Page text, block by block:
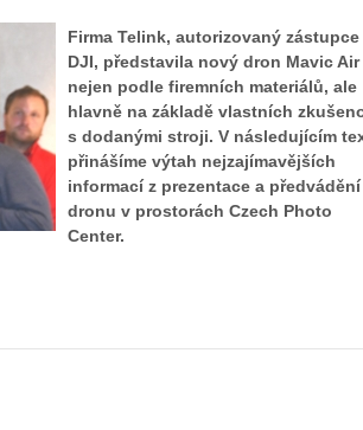
Firma Telink, autorizovaný zástupce
DJI, představila nový dron Mavic Air
nejen podle firemních materiálů, ale
hlavně na základě vlastních
s dodanými stroji. V následujícím
přinášíme výtah nejzajímavějších
informací z prezentace a předvádění
dronu v prostorách Czech Photo
Center.